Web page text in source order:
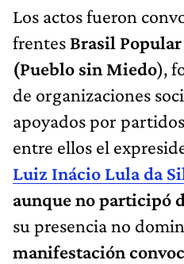
Los actos fueron
frentes Brasil
(Pueblo sin Miedo),
de organizaciones
apoyados por
entre ellos el
Luiz Inácio Lula da
aunque no participó
su presencia no
manifestación